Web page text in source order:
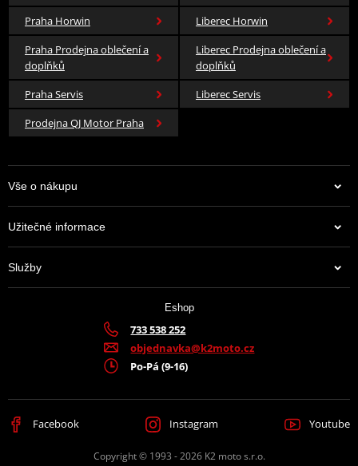
Praha Horwin
Liberec Horwin
Praha Prodejna oblečení a
doplňků
Liberec Prodejna oblečení a
doplňků
Praha Servis
Liberec Servis
Prodejna QJ Motor Praha
Vše o nákupu
Užitečné informace
Služby
Eshop
733 538 252
objednavka@k2moto.cz
Po-Pá (9-16)
Facebook Instagram Youtube
Copyright © 1993 - 2026 K2 moto s.r.o.